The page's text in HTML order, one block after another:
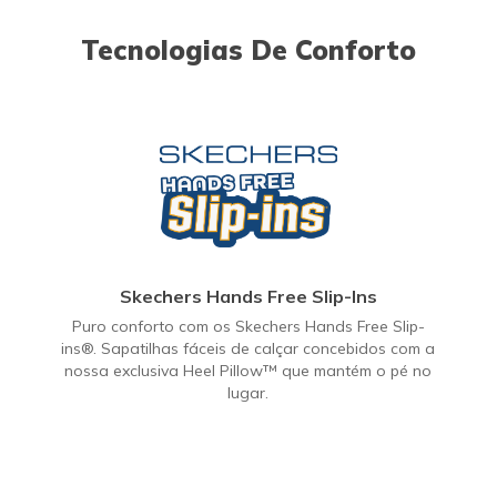
Tecnologias De Conforto
Skechers Hands Free Slip-Ins
Puro conforto com os Skechers Hands Free Slip-
ins®. Sapatilhas fáceis de calçar concebidos com a
nossa exclusiva Heel Pillow™ que mantém o pé no
lugar.